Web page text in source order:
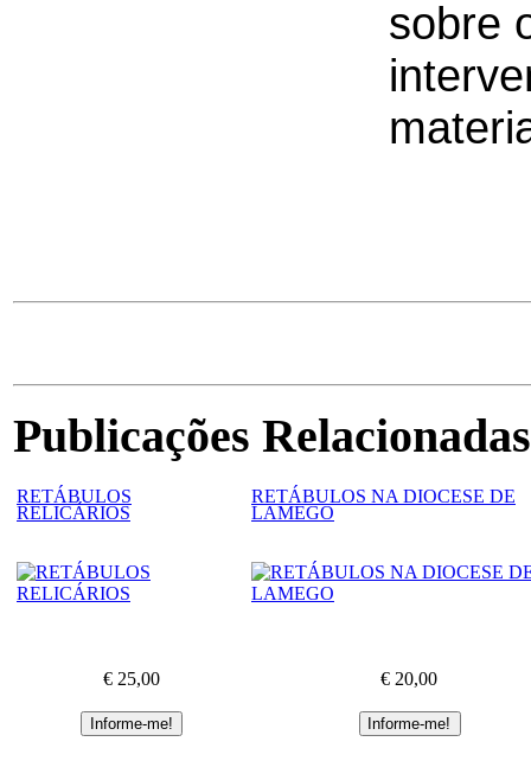
sobre
Publicações Relacionadas
RETÁBULOS
RELICÁRIOS
€ 25,00
RETÁBULOS NA DIOCESE DE
LAMEGO
€ 20,00